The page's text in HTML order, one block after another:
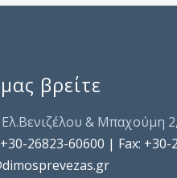
βρείτε
Ελ.Βενιζέλου & Μπαχούμη
26823-60600 | Fax: +30-